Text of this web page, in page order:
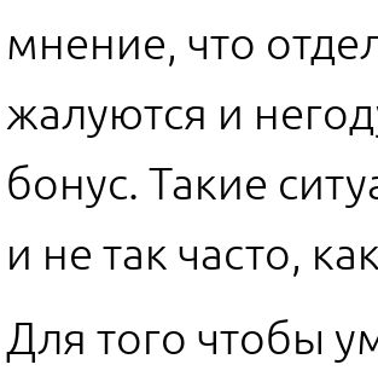
мнение, что
жалуются и
бонус. Такие
и не так часто,
Для того чтобы